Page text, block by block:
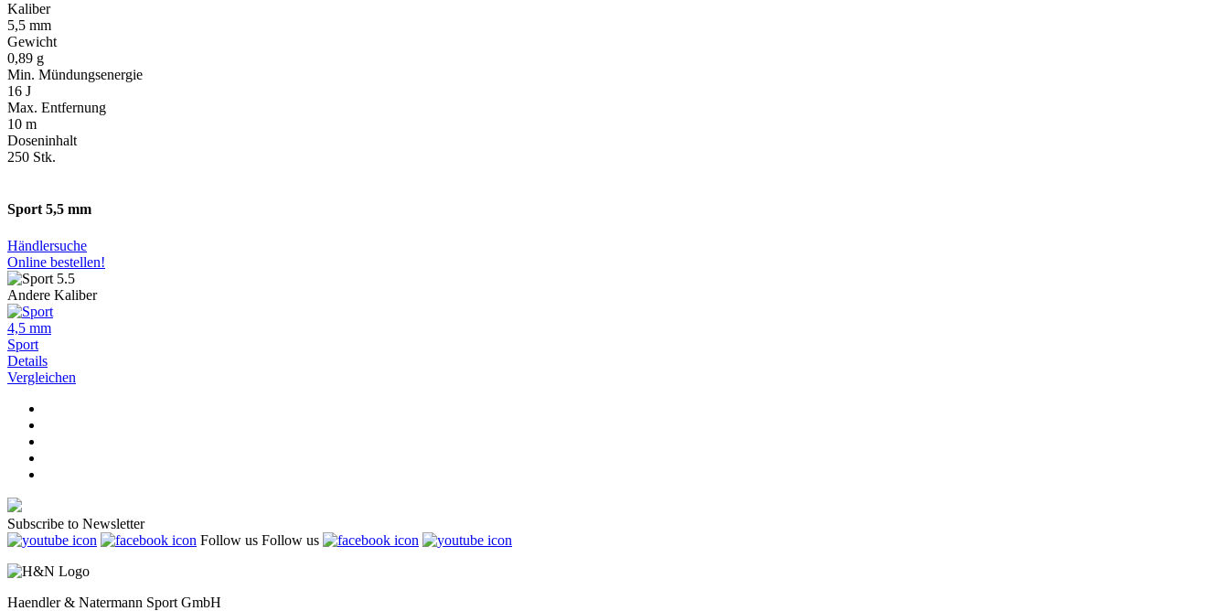
Kaliber
5,5 mm
Gewicht
0,89 g
Min. Mündungsenergie
16 J
Max. Entfernung
10 m
Doseninhalt
250 Stk.
Sport 5,5 mm
Händlersuche
Online bestellen!
Andere Kaliber
4,5 mm
Sport
Details
Vergleichen
Subscribe to Newsletter
Follow us Follow us
Haendler & Natermann Sport GmbH